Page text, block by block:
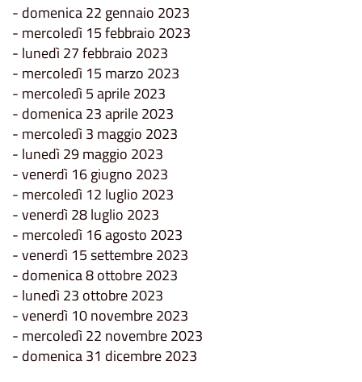
- domenica 22 gennaio 2023
- mercoledì 15 febbraio 2023
- lunedì 27 febbraio 2023
- mercoledì 15 marzo 2023
- mercoledì 5 aprile 2023
- domenica 23 aprile 2023
- mercoledì 3 maggio 2023
- lunedì 29 maggio 2023
- venerdì 16 giugno 2023
- mercoledì 12 luglio 2023
- venerdì 28 luglio 2023
- mercoledì 16 agosto 2023
- venerdì 15 settembre 2023
- domenica 8 ottobre 2023
- lunedì 23 ottobre 2023
- venerdì 10 novembre 2023
- mercoledì 22 novembre 2023
- domenica 31 dicembre 2023